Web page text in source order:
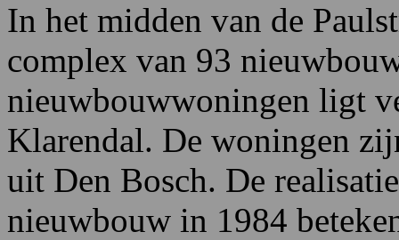
In het midden van de
complex van 93
nieuwbouwwoningen ligt
Klarendal. De woningen
uit Den Bosch. De
nieuwbouw in 1984